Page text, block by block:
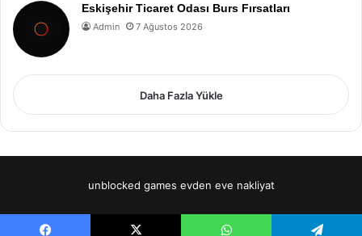
Eskişehir Ticaret Odası Burs Fırsatları
Admin 7 Ağustos 2026
Daha Fazla Yükle
unblocked games evden eve nakliyat